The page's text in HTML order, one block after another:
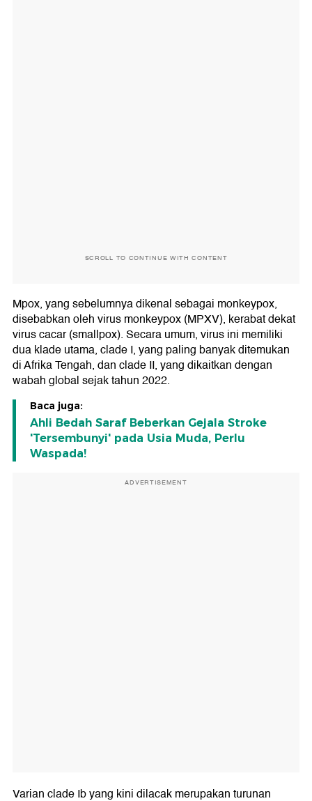
SCROLL TO CONTINUE WITH CONTENT
Mpox, yang sebelumnya dikenal sebagai monkeypox,
disebabkan oleh virus monkeypox (MPXV), kerabat dekat
virus cacar (smallpox). Secara umum, virus ini memiliki
dua klade utama, clade I, yang paling banyak ditemukan
di Afrika Tengah, dan clade II, yang dikaitkan dengan
wabah global sejak tahun 2022.
Baca juga:
Ahli Bedah Saraf Beberkan Gejala Stroke
'Tersembunyi' pada Usia Muda, Perlu
Waspada!
ADVERTISEMENT
Varian clade Ib yang kini dilacak merupakan turunan